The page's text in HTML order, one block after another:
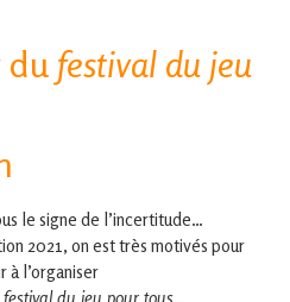
du festival du jeu
le signe de l’incertitude…
2021, on est très motivés pour
à l’organiser
festival du jeu pour tous…